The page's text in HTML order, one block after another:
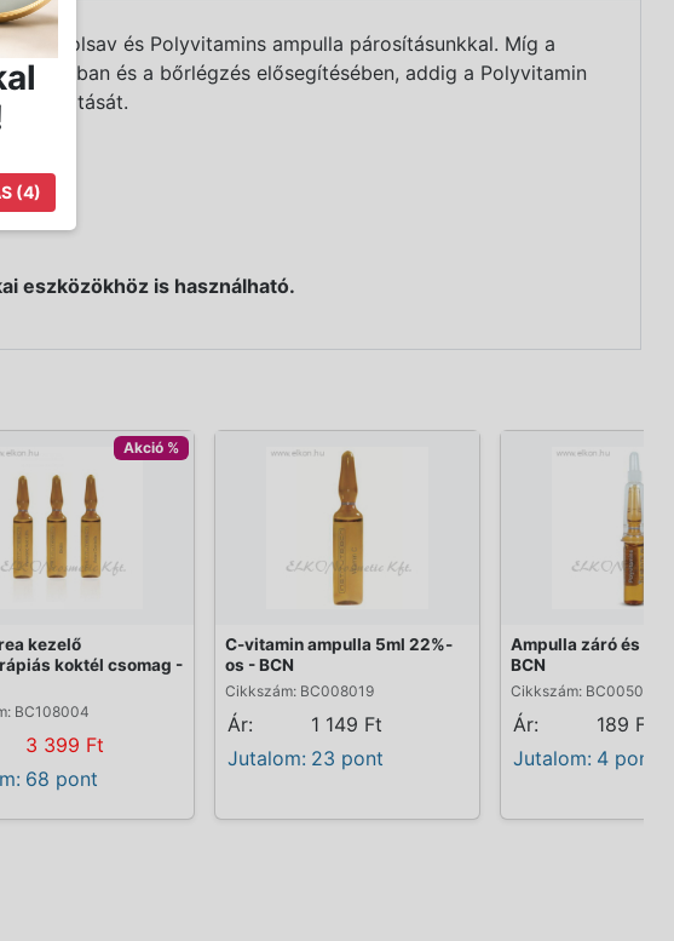
Glikolsav és Polyvitamins ampulla párosításunkkal. Míg a
és a bőrlégzés elősegítésében, addig a Polyvitamin
fenntartását.
eszközökhöz is használható.
Akció %
kezelő
koktél csomag -
BC108004
3 399 Ft
68 pont
C-vitamin ampulla 5ml 22%-
os - BCN
Cikkszám: BC008019
Ár:
1 149 Ft
Jutalom: 23 pont
Ampulla záró és
BCN
Cikkszám: BC005001
Ár:
189 Ft
Jutalom: 4 pont
(4)